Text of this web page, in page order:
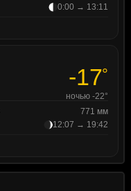
0:00 → 13:11
-17°
ночью -22°
771 мм
12:07 → 19:42